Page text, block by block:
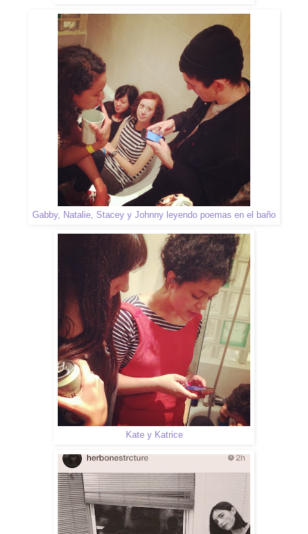
Gabby, Natalie, Stacey y Johnny leyendo poemas en el baño
Kate y Katrice